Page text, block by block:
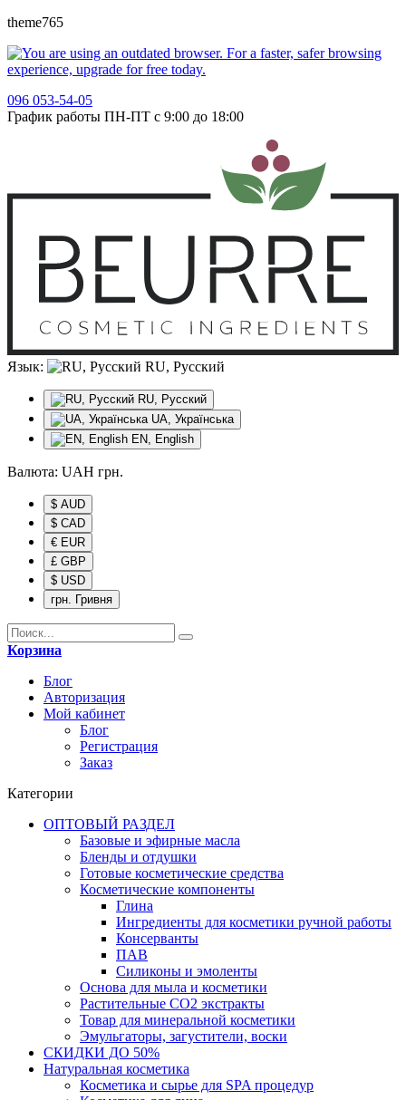
theme765
096 053-54-05
График работы ПН-ПТ с 9:00 до 18:00
Язык: RU, Русский
RU, Русский
UA, Українська
EN, English
Валюта: UAH грн.
$ AUD
$ CAD
€ EUR
£ GBP
$ USD
грн. Гривня
Корзина
Блог
Авторизация
Мой кабинет
Блог
Регистрация
Заказ
Категории
ОПТОВЫЙ РАЗДЕЛ
Базовые и эфирные масла
Бленды и отдушки
Готовые косметические средства
Косметические компоненты
Глина
Ингредиенты для косметики ручной работы
Консерванты
ПАВ
Силиконы и эмоленты
Основа для мыла и косметики
Растительные СО2 экстракты
Товар для минеральной косметики
Эмульгаторы, загустители, воски
СКИДКИ ДО 50%
Натуральная косметика
Косметика и сырье для SPA процедур